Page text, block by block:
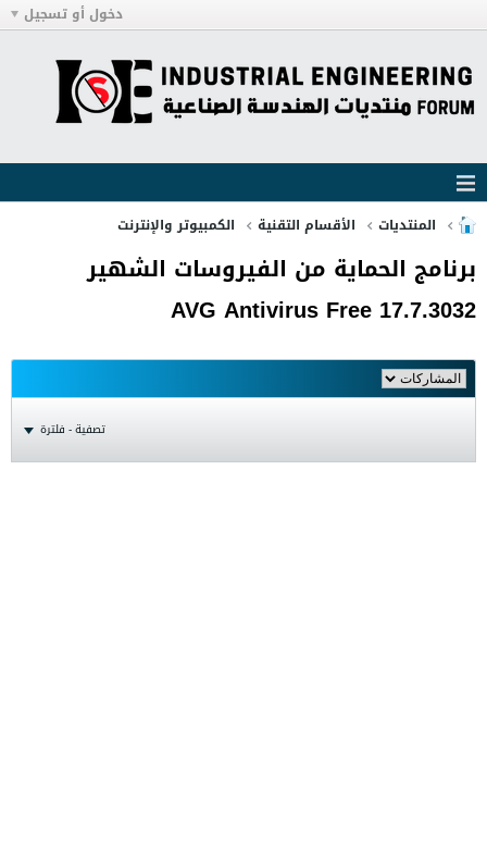
دخول أو تسجيل
المنتديات الأقسام التقنية الكمبيوتر والإنترنت
برنامج الحماية من الفيروسات الشهير
AVG Antivirus Free 17.7.3032
تصفية - فلترة